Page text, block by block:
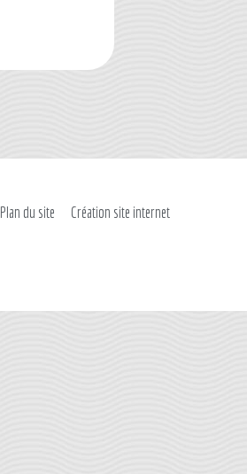
Plan du site Création site internet